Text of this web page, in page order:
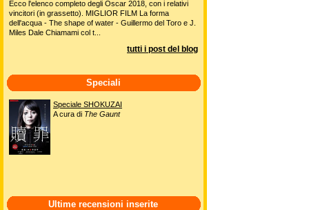
Ecco l'elenco completo degli Oscar 2018, con i relativi
vincitori (in grassetto). MIGLIOR FILM La forma
dell'acqua - The shape of water - Guillermo del Toro e J.
Miles Dale Chiamami col t...
tutti i post del blog
Speciali
Speciale SHOKUZAI
A cura di The Gaunt
Ultime recensioni inserite